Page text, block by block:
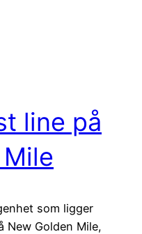
line på
som ligger
New Golden Mile,